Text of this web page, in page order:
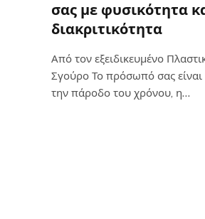
σας με φυσικότητα
διακριτικότητα
Από τον εξειδικευμένο
Σγούρο Το πρόσωπό σας
την πάροδο του χρόνου, η…